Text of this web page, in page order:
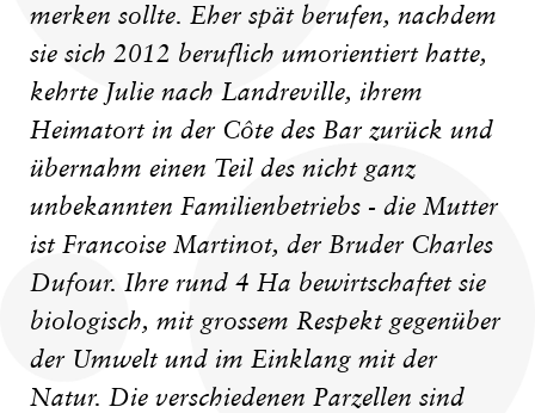
merken sollte. Eher spät berufen, nachdem
sie sich 2012 beruflich umorientiert hatte,
kehrte Julie nach Landreville, ihrem
Heimatort in der Côte des Bar zurück und
übernahm einen Teil des nicht ganz
unbekannten Familienbetriebs - die Mutter
ist Francoise Martinot, der Bruder Charles
Dufour. Ihre rund 4 Ha bewirtschaftet sie
biologisch, mit grossem Respekt gegenüber
der Umwelt und im Einklang mit der
Natur. Die verschiedenen Parzellen sind